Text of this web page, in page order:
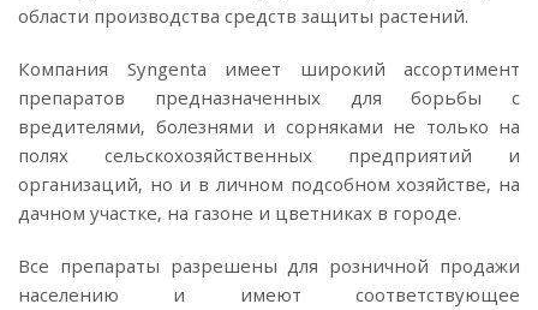
области производства средств защиты растений.
Компания Syngenta имеет широкий ассортимент
препаратов предназначенных для борьбы с
вредителями, болезнями и сорняками не только на
полях сельскохозяйственных предприятий и
организаций, но и в личном подсобном хозяйстве, на
дачном участке, на газоне и цветниках в городе.
Все препараты разрешены для розничной продажи
населению и имеют соответствующее